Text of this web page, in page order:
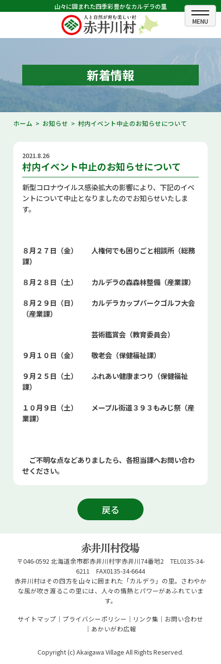
山々に囲まれた四季彩豊かなカルデラの里
ホーム
むらのできごと
むらのプロフィール
くらしの情報
ふるさと納税
観光・イベント情報
あかいがわ広報
新着情報
ホーム お知らせ 村内イベント中止のお知らせについて
2021.8.26
村内イベント中止のお知らせについて
新型コロナウイルス感染拡大の影響により、下記のイベ
ントについて中止となりましたのでお知らせいたしま
す。
８月２７日（金） 人権何でも困りごと相談所（総務
課）
８月２８日（土） カルデラの森森林整備（産業課）
８月２９日（日） カルデラカップパークゴルフ大会
（産業課）
芸術鑑賞会（教育委員会）
９月１０日（金） 敬老会（保健福祉課）
９月２５日（土） ふれあい健康まつり（保健福祉
課）
１０月９日（土） メープル街道３９３もみじ祭（産
業課）
ご不明な点などありましたら、各担当課へお問い合わ
せください。
戻る
〒046-0592 北海道余市郡赤井川村字赤井川74番地2 TEL0135-34-
6211 FAX0135-34-6644
赤井川村はその四方を山々に囲まれた「カルデラ」の里。さわやか
な風が吹き渡るこの里には、人々の情熱とパワーがあふれていま
す。
サイトマップ
プライバシーポリシー リンク集
お問い合わせ
あかいがわ広報
Copyright (c) Akaigawa Village All Rights Reserved.